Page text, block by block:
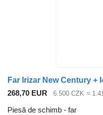
Far Irizar New Century +
268,70 EUR
6.500 CZK ≈
Piesă de schimb - far